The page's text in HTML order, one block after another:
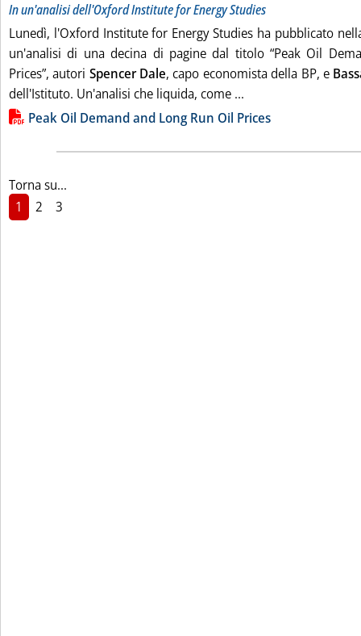
In un'analisi dell'Oxford Institute for Energy Studies
Lunedì, l'Oxford Institute for Energy Studies ha pubblicato
un'analisi di una decina di pagine dal titolo “Peak Oil
Prices”, autori Spencer Dale, capo economista della BP, e
dell'Istituto. Un'analisi che liquida, come ...
Lista allegati PDF alla notizia
Peak Oil Demand and Long Run Oil Prices
Torna su...
1
2 3